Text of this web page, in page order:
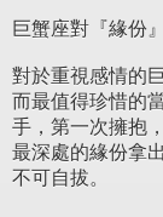
巨蟹座對『緣份
對於重視感情的
而最值得珍惜的
手，第一次擁抱
最深處的緣份拿
不可自拔。